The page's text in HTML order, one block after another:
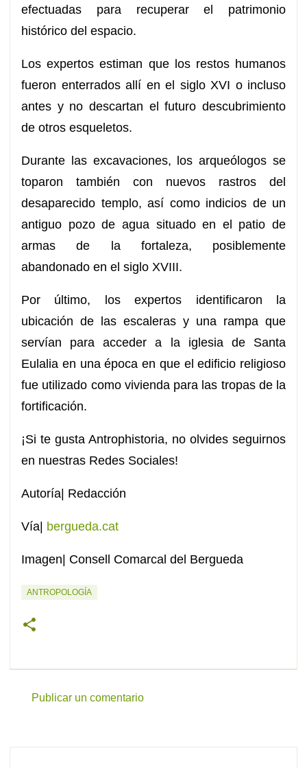
efectuadas para recuperar el patrimonio
histórico del espacio.
Los expertos estiman que los restos humanos
fueron enterrados allí en el siglo XVI o incluso
antes y no descartan el futuro descubrimiento
de otros esqueletos.
Durante las excavaciones, los arqueólogos se
toparon también con nuevos rastros del
desaparecido templo, así como indicios de un
antiguo pozo de agua situado en el patio de
armas de la fortaleza, posiblemente
abandonado en el siglo XVIII.
Por último, los expertos identificaron la
ubicación de las escaleras y una rampa que
servían para acceder a la iglesia de Santa
Eulalia en una época en que el edificio religioso
fue utilizado como vivienda para las tropas de la
fortificación.
¡Si te gusta Antrophistoria, no olvides seguirnos
en nuestras Redes Sociales!
Autoría| Redacción
Vía| bergueda.cat
Imagen| Consell Comarcal del Bergueda
ANTROPOLOGÍA
Publicar un comentario